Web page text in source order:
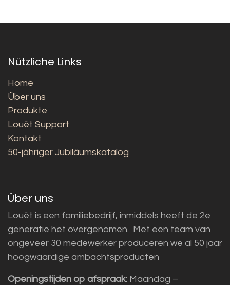
Nützliche Links
Home
Über uns
Produkte
Louët Support
Kontakt
50-jähriger Jubiläumskatalog
Über uns
Louët is een familiebedrijf, inmiddels heeft de 2e
generatie het overgenomen. Met een team van
ongeveer 30 medewerker produceren we al 50 jaar
hoogwaardige ambachtsproducten
Openingstijden op afspraak: Maandag –